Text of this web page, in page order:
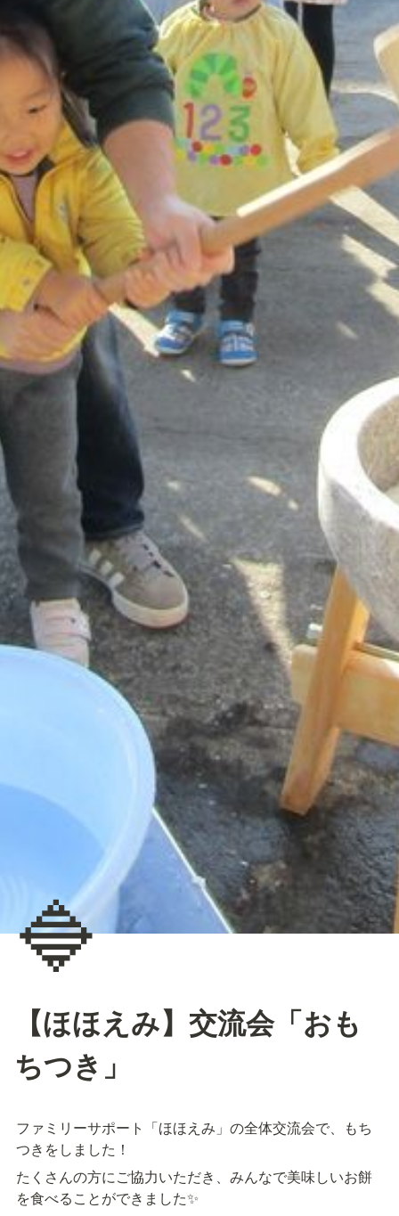
🔷
【ほほえみ】交流会「おも
ちつき」
ファミリーサポート「ほほえみ」の全体交流会で、もち
つきをしました！
たくさんの方にご協力いただき、みんなで美味しいお餅
を食べることができました✨